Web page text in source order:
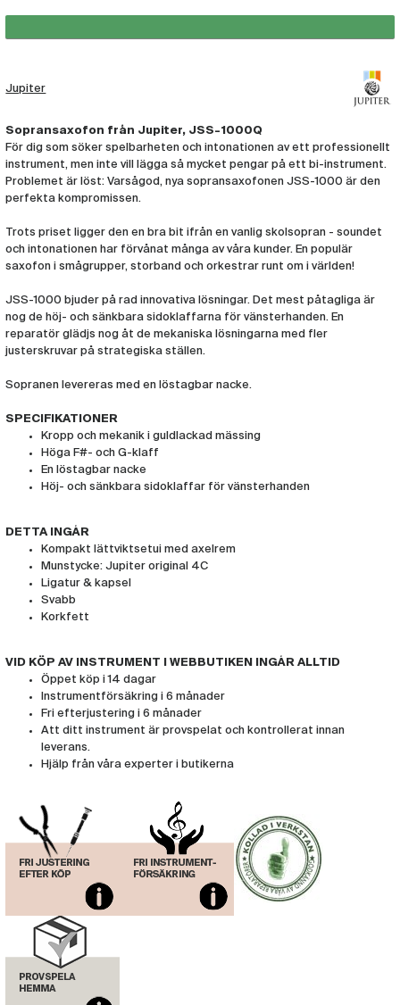
Jupiter
Sopransaxofon från Jupiter, JSS-1000Q
För dig som söker spelbarheten och intonationen av ett professionellt
instrument, men inte vill lägga så mycket pengar på ett bi-instrument.
Problemet är löst: Varsågod, nya sopransaxofonen JSS-1000 är den
perfekta kompromissen.
Trots priset ligger den en bra bit ifrån en vanlig skolsopran - soundet
och intonationen har förvånat många av våra kunder. En populär
saxofon i smågrupper, storband och orkestrar runt om i världen!
JSS-1000 bjuder på rad innovativa lösningar. Det mest påtagliga är
nog de höj- och sänkbara sidoklaffarna för vänsterhanden. En
reparatör glädjs nog åt de mekaniska lösningarna med fler
justerskruvar på strategiska ställen.
Sopranen levereras med en löstagbar nacke.
SPECIFIKATIONER
Kropp och mekanik i guldlackad mässing
Höga F#- och G-klaff
En löstagbar nacke
Höj- och sänkbara sidoklaffar för vänsterhanden
DETTA INGÅR
Kompakt lättviktsetui med axelrem
Munstycke: Jupiter original 4C
Ligatur & kapsel
Svabb
Korkfett
VID KÖP AV INSTRUMENT I WEBBUTIKEN INGÅR ALLTID
Öppet köp i 14 dagar
Instrumentförsäkring i 6 månader
Fri efterjustering i 6 månader
Att ditt instrument är provspelat och kontrollerat innan
leverans.
Hjälp från våra experter i butikerna